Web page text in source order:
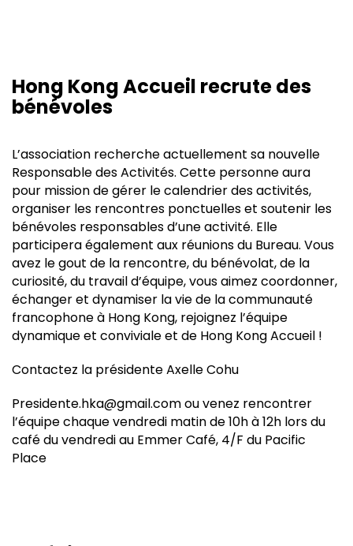
Hong Kong Accueil recrute des
bénévoles
L’association recherche actuellement sa nouvelle
Responsable des Activités. Cette personne aura
pour mission de gérer le calendrier des activités,
organiser les rencontres ponctuelles et soutenir les
bénévoles responsables d’une activité. Elle
participera également aux réunions du Bureau. Vous
avez le gout de la rencontre, du bénévolat, de la
curiosité, du travail d’équipe, vous aimez coordonner,
échanger et dynamiser la vie de la communauté
francophone à Hong Kong, rejoignez l’équipe
dynamique et conviviale et de Hong Kong Accueil !
Contactez la présidente Axelle Cohu
Presidente.hka@gmail.com ou venez rencontrer
l’équipe chaque vendredi matin de 10h à 12h lors du
café du vendredi au Emmer Café, 4/F du Pacific
Place